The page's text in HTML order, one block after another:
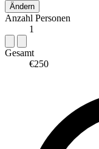
Ändern
Anzahl Personen
1
Gesamt
€250